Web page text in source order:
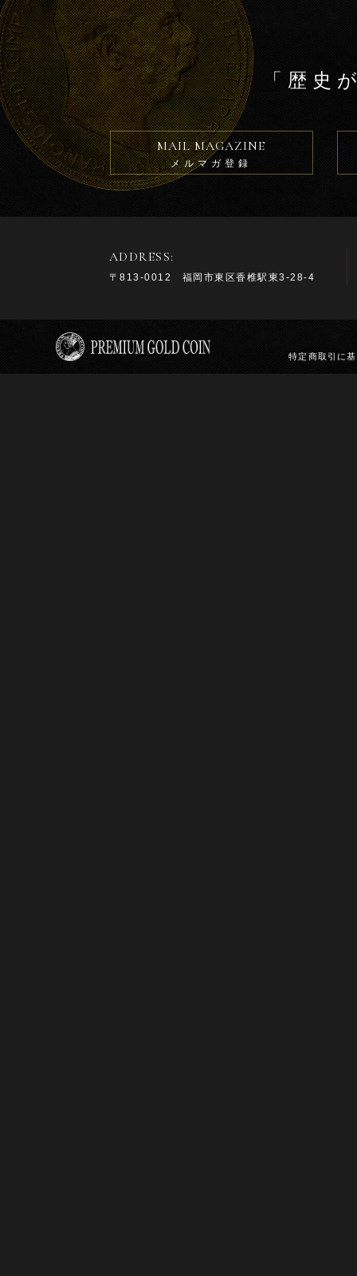
「歴史
MAIL MAGAZINE
メルマガ登録
ADDRESS:
〒813-0012 福岡市東区香椎駅東3-28-4
特定商取引に